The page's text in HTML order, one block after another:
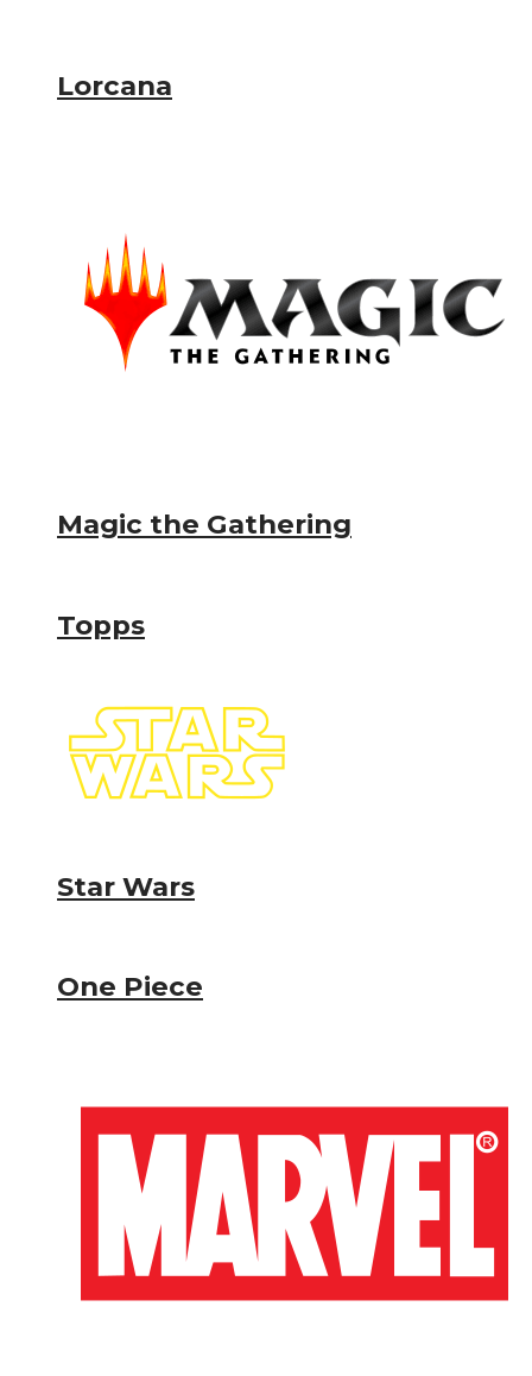
Lorcana
Magic the Gathering
Topps
Star Wars
One Piece